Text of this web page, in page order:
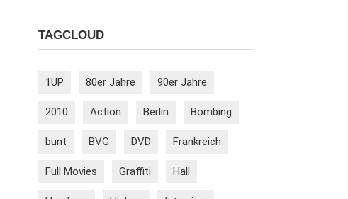
TAGCLOUD
1UP 80er Jahre 90er Jahre
2010 Action Berlin Bombing
bunt BVG DVD Frankreich
Full Movies Graffiti Hall